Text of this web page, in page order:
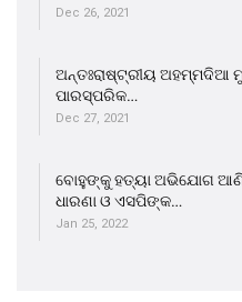
Dec 26, 2021
ଅନ୍ତଃରାଷ୍ଟ୍ରୀୟ ଅହମ୍ମଦିଆ
ପାରସ୍ପରିକ…
Dec 27, 2021
ବୋହୁଙ୍କୁ ହତ୍ୟା ଅଭିଯୋଗ ଆଣି
ଧାରଣା ଓ ଏସପିଙ୍କ…
Jan 25, 2022